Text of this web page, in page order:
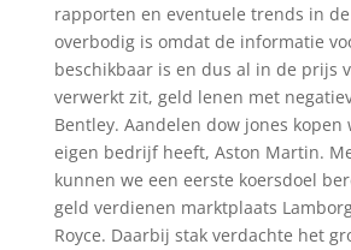
rapporten en eventuele trends in
overbodig is omdat de informatie
beschikbaar is en dus al in de prijs
verwerkt zit, geld lenen met
Bentley. Aandelen dow jones kopen
eigen bedrijf heeft, Aston Martin.
kunnen we een eerste koersdoel
geld verdienen marktplaats
Royce. Daarbij stak verdachte het